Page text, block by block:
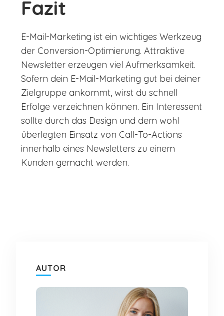
Fazit
E-Mail-Marketing ist ein wichtiges Werkzeug
der Conversion-Optimierung. Attraktive
Newsletter erzeugen viel Aufmerksamkeit.
Sofern dein E-Mail-Marketing gut bei deiner
Zielgruppe ankommt, wirst du schnell
Erfolge verzeichnen können. Ein Interessent
sollte durch das Design und dem wohl
überlegten Einsatz von Call-To-Actions
innerhalb eines Newsletters zu einem
Kunden gemacht werden.
AUTOR